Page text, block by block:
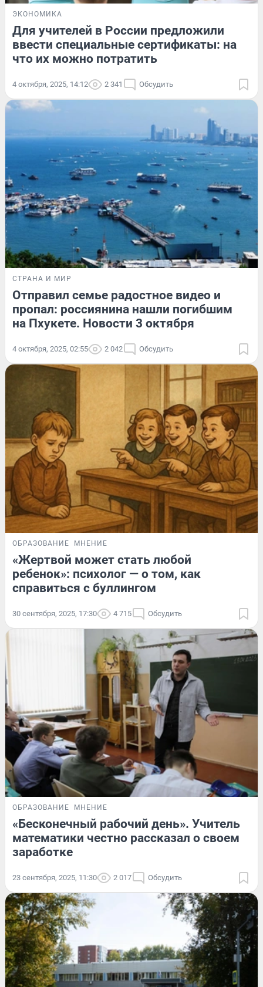
ЭКОНОМИКА
Для учителей в России предложили
ввести специальные сертификаты: на
что их можно потратить
4 октября, 2025, 14:12 2 341 Обсудить
СТРАНА И МИР
Отправил семье радостное видео и
пропал: россиянина нашли погибшим
на Пхукете. Новости 3 октября
4 октября, 2025, 02:55 2 042 Обсудить
ОБРАЗОВАНИЕ МНЕНИЕ
«‎Жертвой может стать любой
ребенок»‎: психолог — о том, как
справиться с буллингом
30 сентября, 2025, 17:30 4 715 Обсудить
ОБРАЗОВАНИЕ МНЕНИЕ
«Бесконечный рабочий день». Учитель
математики честно рассказал о своем
заработке
23 сентября, 2025, 11:30 2 017 Обсудить